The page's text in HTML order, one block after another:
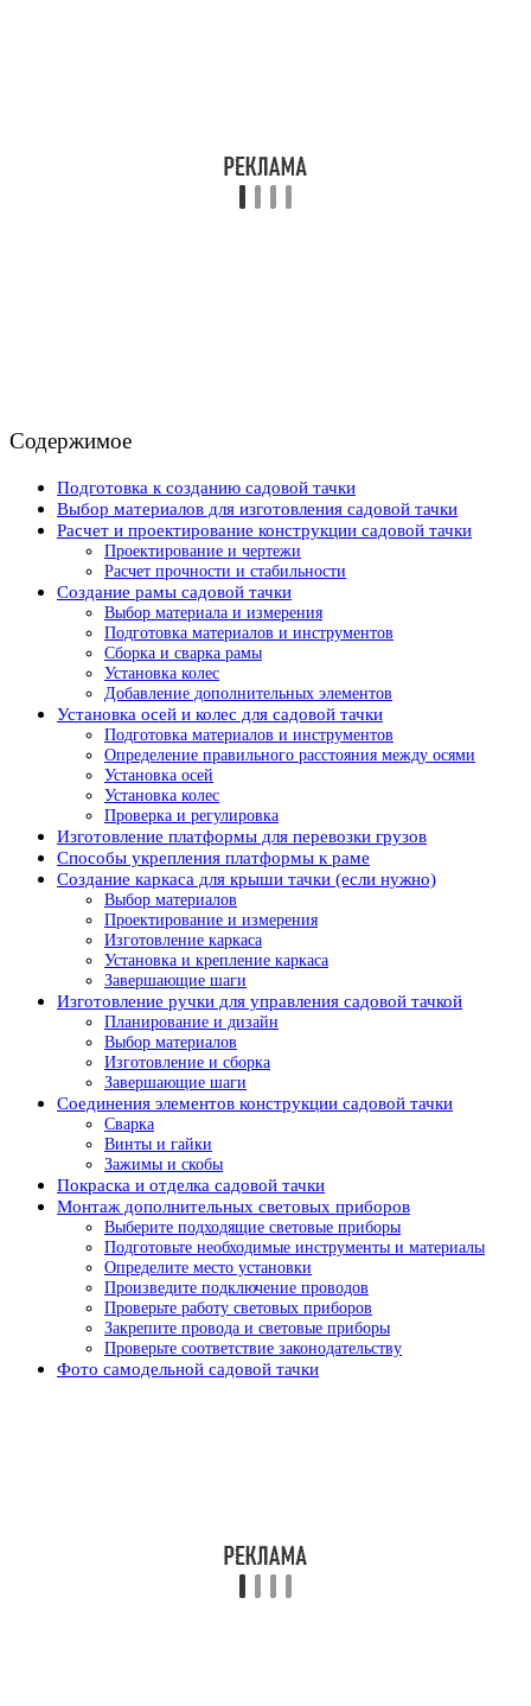
Содержимое
Подготовка к созданию садовой тачки
Выбор материалов для изготовления садовой тачки
Расчет и проектирование конструкции садовой тачки
Проектирование и чертежи
Расчет прочности и стабильности
Создание рамы садовой тачки
Выбор материала и измерения
Подготовка материалов и инструментов
Сборка и сварка рамы
Установка колес
Добавление дополнительных элементов
Установка осей и колес для садовой тачки
Подготовка материалов и инструментов
Определение правильного расстояния между осями
Установка осей
Установка колес
Проверка и регулировка
Изготовление платформы для перевозки грузов
Способы укрепления платформы к раме
Создание каркаса для крыши тачки (если нужно)
Выбор материалов
Проектирование и измерения
Изготовление каркаса
Установка и крепление каркаса
Завершающие шаги
Изготовление ручки для управления садовой тачкой
Планирование и дизайн
Выбор материалов
Изготовление и сборка
Завершающие шаги
Соединения элементов конструкции садовой тачки
Сварка
Винты и гайки
Зажимы и скобы
Покраска и отделка садовой тачки
Монтаж дополнительных световых приборов
Выберите подходящие световые приборы
Подготовьте необходимые инструменты и материалы
Определите место установки
Произведите подключение проводов
Проверьте работу световых приборов
Закрепите провода и световые приборы
Проверьте соответствие законодательству
Фото самодельной садовой тачки